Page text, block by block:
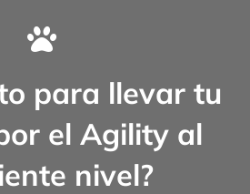
para llevar tu
el Agility al
nivel?